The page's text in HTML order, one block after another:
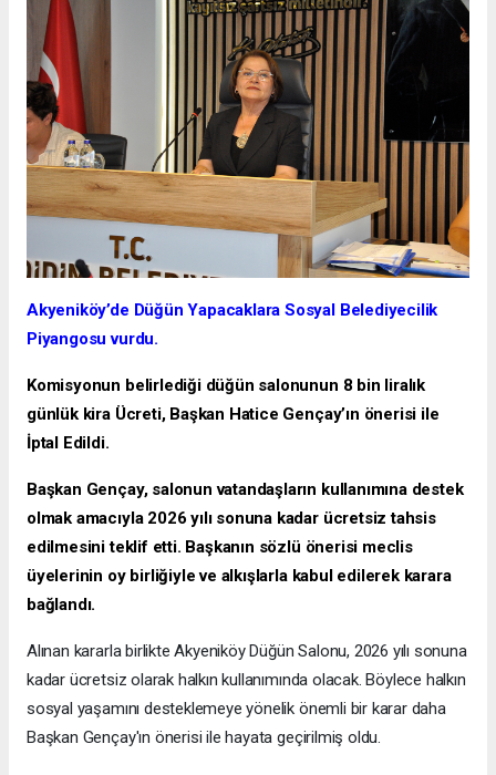
Akyeniköy’de Düğün Yapacaklara Sosyal Belediyecilik
Piyangosu vurdu.
Komisyonun belirlediği düğün salonunun 8 bin liralık
günlük kira Ücreti, Başkan Hatice Gençay’ın önerisi ile
İptal Edildi.
Başkan Gençay, salonun vatandaşların kullanımına destek
olmak amacıyla 2026 yılı sonuna kadar ücretsiz tahsis
edilmesini teklif etti. Başkanın sözlü önerisi meclis
üyelerinin oy birliğiyle ve alkışlarla kabul edilerek karara
bağlandı.
Alınan kararla birlikte Akyeniköy Düğün Salonu, 2026 yılı sonuna
kadar ücretsiz olarak halkın kullanımında olacak. Böylece halkın
sosyal yaşamını desteklemeye yönelik önemli bir karar daha
Başkan Gençay'ın önerisi ile hayata geçirilmiş oldu.